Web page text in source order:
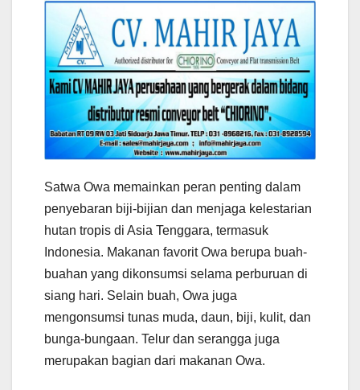
Satwa Owa memainkan peran penting dalam
penyebaran biji-bijian dan menjaga kelestarian
hutan tropis di Asia Tenggara, termasuk
Indonesia. Makanan favorit Owa berupa buah-
buahan yang dikonsumsi selama perburuan di
siang hari. Selain buah, Owa juga
mengonsumsi tunas muda, daun, biji, kulit, dan
bunga-bungaan. Telur dan serangga juga
merupakan bagian dari makanan Owa.